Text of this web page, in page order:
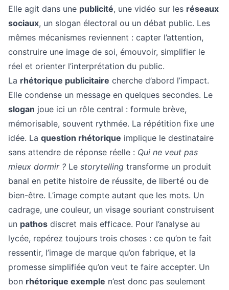
Elle agit dans une publicité, une vidéo sur les réseaux
sociaux, un slogan électoral ou un débat public. Les
mêmes mécanismes reviennent : capter l’attention,
construire une image de soi, émouvoir, simplifier le
réel et orienter l’interprétation du public.
La rhétorique publicitaire cherche d’abord l’impact.
Elle condense un message en quelques secondes. Le
slogan joue ici un rôle central : formule brève,
mémorisable, souvent rythmée. La répétition fixe une
idée. La question rhétorique implique le destinataire
sans attendre de réponse réelle : Qui ne veut pas
mieux dormir ? Le storytelling transforme un produit
banal en petite histoire de réussite, de liberté ou de
bien-être. L’image compte autant que les mots. Un
cadrage, une couleur, un visage souriant construisent
un pathos discret mais efficace. Pour l’analyse au
lycée, repérez toujours trois choses : ce qu’on te fait
ressentir, l’image de marque qu’on fabrique, et la
promesse simplifiée qu’on veut te faire accepter. Un
bon rhétorique exemple n’est donc pas seulement